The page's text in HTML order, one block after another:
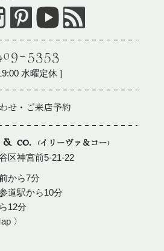
5353
水曜定休 ]
せ・ご来店予約
co. (イリーヴァ＆コー)
区神宮前5-21-22
から7分
道駅から10分
12分
〉